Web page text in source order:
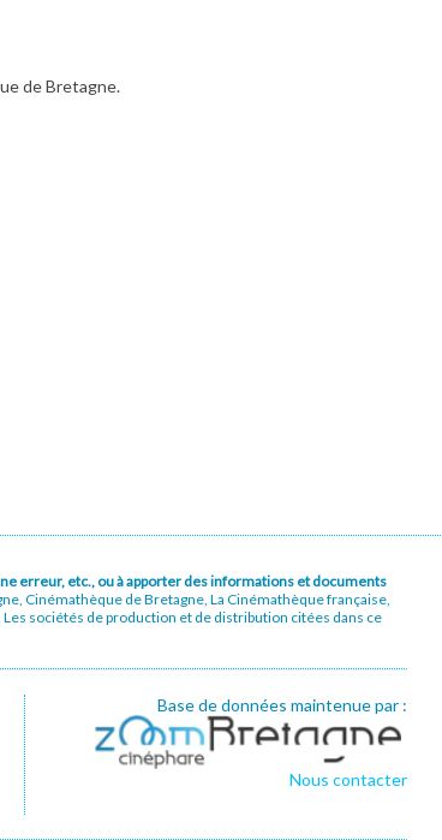
de Bretagne.
erreur, etc., ou à apporter des informations et documents
Cinémathèque de Bretagne, La Cinémathèque française,
sociétés de production et de distribution citées dans ce
Base de données maintenue par :
Nous contacter